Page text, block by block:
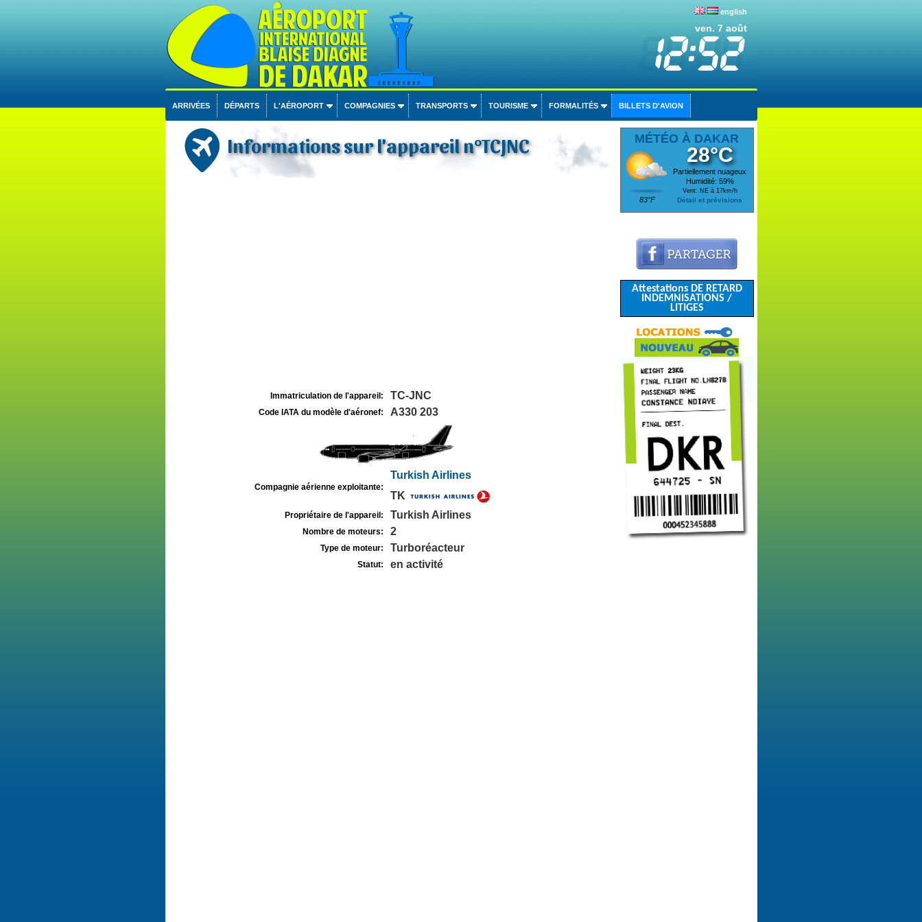
english
ven. 7 août
ARRIVÉES DÉPARTS L'AÉROPORT COMPAGNIES TRANSPORTS TOURISME FORMALITÉS BILLETS D'AVION
Informations sur l'appareil n°TCJNC
Immatriculation de l'appareil: TC-JNC
Code IATA du modèle d'aéronef: A330 203
Compagnie aérienne exploitante:
Turkish Airlines
TK
Propriétaire de l'appareil: Turkish Airlines
Nombre de moteurs: 2
Type de moteur: Turboréacteur
Statut: en activité
MÉTÉO À DAKAR
83°F
28°C
Partiellement nuageux
Humidité: 59%
Vent: NE à 17km/h
Détail et prévisions
Attestations DE RETARD
INDEMNISATIONS /
LITIGES